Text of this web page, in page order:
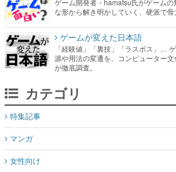
ゲーム開発者・hamatsu氏がゲーム
な形から解き明かしていく、硬派で骨
ゲームが変えた日本語
「経験値」「裏技」「ラスボス」…
源や用法の変遷を、コンピューター
が徹底調査。
カテゴリ
特集記事
マンガ
女性向け